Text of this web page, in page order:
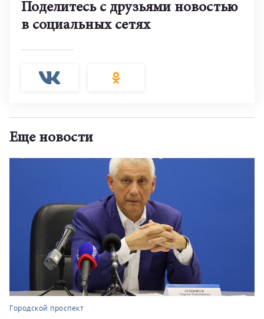
Поделитесь с друзьями новостью
в социальных сетях
Еще новости
Городской проспект